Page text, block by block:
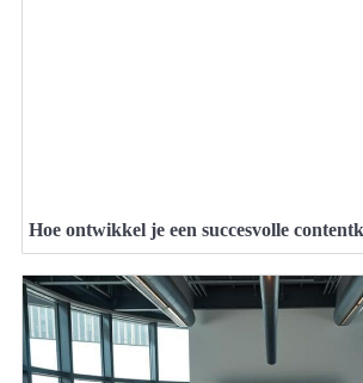
Hoe ontwikkel je een succesvolle